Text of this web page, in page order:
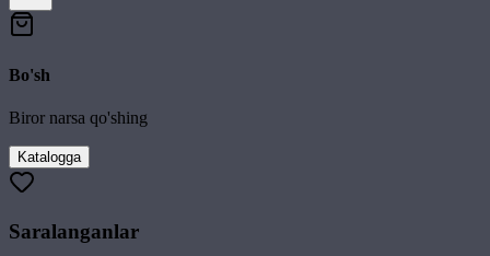
Bo'sh
Biror narsa qo'shing
Katalogga
Saralanganlar